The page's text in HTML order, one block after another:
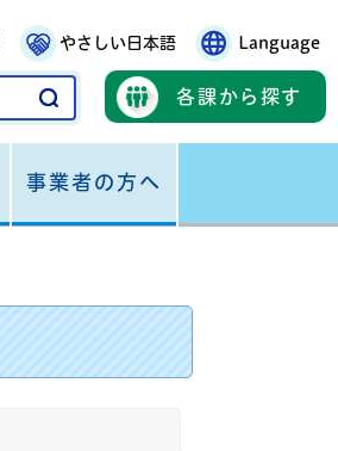
やさしい日本語 Language
各課から探す
事業者の方へ